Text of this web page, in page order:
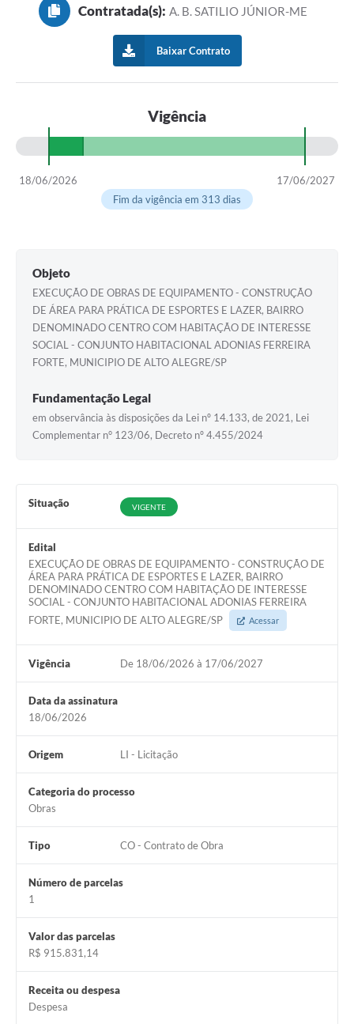
Contratada(s): A. B. SATILIO JÚNIOR-ME
Baixar Contrato
Vigência
18/06/2026
17/06/2027
Fim da vigência em 313 dias
Objeto
EXECUÇÃO DE OBRAS DE EQUIPAMENTO - CONSTRUÇÃO
DE ÁREA PARA PRÁTICA DE ESPORTES E LAZER, BAIRRO
DENOMINADO CENTRO COM HABITAÇÃO DE INTERESSE
SOCIAL - CONJUNTO HABITACIONAL ADONIAS FERREIRA
FORTE, MUNICIPIO DE ALTO ALEGRE/SP
Fundamentação Legal
em observância às disposições da Lei nº 14.133, de 2021, Lei
Complementar n° 123/06, Decreto nº 4.455/2024
Situação VIGENTE
Edital
EXECUÇÃO DE OBRAS DE EQUIPAMENTO - CONSTRUÇÃO DE
ÁREA PARA PRÁTICA DE ESPORTES E LAZER, BAIRRO
DENOMINADO CENTRO COM HABITAÇÃO DE INTERESSE
SOCIAL - CONJUNTO HABITACIONAL ADONIAS FERREIRA
FORTE, MUNICIPIO DE ALTO ALEGRE/SP
Acessar
Vigência De 18/06/2026 à 17/06/2027
Data da assinatura
18/06/2026
Origem LI - Licitação
Categoria do processo
Obras
Tipo CO - Contrato de Obra
Número de parcelas
1
Valor das parcelas
R$ 915.831,14
Receita ou despesa
Despesa